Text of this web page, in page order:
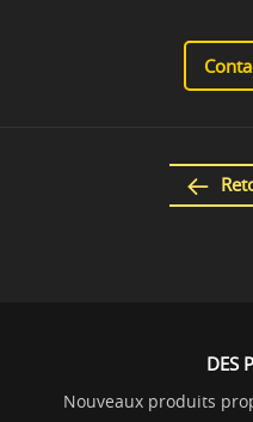
DES
Nouveaux produits